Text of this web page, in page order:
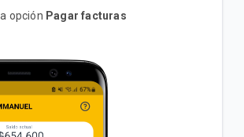
factura de COPACO en el *555#?
opción Pagar facturas